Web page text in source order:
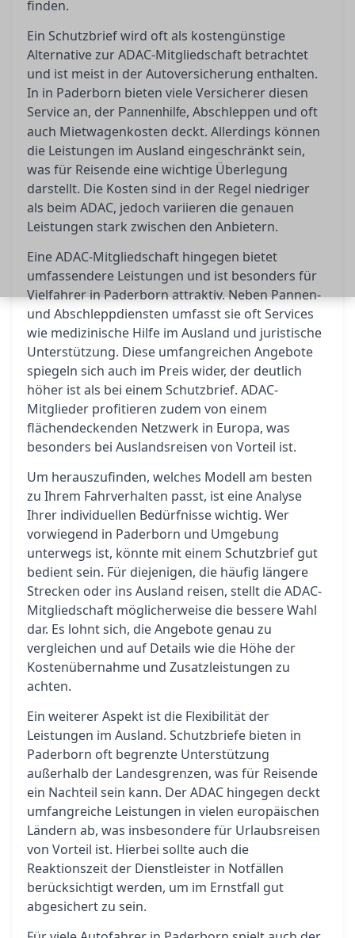
finden.
Ein Schutzbrief wird oft als kostengünstige
Alternative zur ADAC-Mitgliedschaft betrachtet
und ist meist in der Autoversicherung enthalten.
In in Paderborn bieten viele Versicherer diesen
Service an, der Pannenhilfe, Abschleppen und oft
auch Mietwagenkosten deckt. Allerdings können
die Leistungen im Ausland eingeschränkt sein,
was für Reisende eine wichtige Überlegung
darstellt. Die Kosten sind in der Regel niedriger
als beim ADAC, jedoch variieren die genauen
Leistungen stark zwischen den Anbietern.
Eine ADAC-Mitgliedschaft hingegen bietet
umfassendere Leistungen und ist besonders für
Vielfahrer in Paderborn attraktiv. Neben Pannen-
und Abschleppdiensten umfasst sie oft Services
wie medizinische Hilfe im Ausland und juristische
Unterstützung. Diese umfangreichen Angebote
spiegeln sich auch im Preis wider, der deutlich
höher ist als bei einem Schutzbrief. ADAC-
Mitglieder profitieren zudem von einem
flächendeckenden Netzwerk in Europa, was
besonders bei Auslandsreisen von Vorteil ist.
Um herauszufinden, welches Modell am besten
zu Ihrem Fahrverhalten passt, ist eine Analyse
Ihrer individuellen Bedürfnisse wichtig. Wer
vorwiegend in Paderborn und Umgebung
unterwegs ist, könnte mit einem Schutzbrief gut
bedient sein. Für diejenigen, die häufig längere
Strecken oder ins Ausland reisen, stellt die ADAC-
Mitgliedschaft möglicherweise die bessere Wahl
dar. Es lohnt sich, die Angebote genau zu
vergleichen und auf Details wie die Höhe der
Kostenübernahme und Zusatzleistungen zu
achten.
Ein weiterer Aspekt ist die Flexibilität der
Leistungen im Ausland. Schutzbriefe bieten in
Paderborn oft begrenzte Unterstützung
außerhalb der Landesgrenzen, was für Reisende
ein Nachteil sein kann. Der ADAC hingegen deckt
umfangreiche Leistungen in vielen europäischen
Ländern ab, was insbesondere für Urlaubsreisen
von Vorteil ist. Hierbei sollte auch die
Reaktionszeit der Dienstleister in Notfällen
berücksichtigt werden, um im Ernstfall gut
abgesichert zu sein.